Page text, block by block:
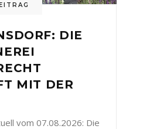
DIE
MIT DER
vom 07.08.2026: Die